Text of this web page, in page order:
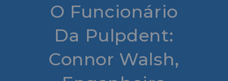
O Funcionário
Da Pulpdent:
Connor Walsh,